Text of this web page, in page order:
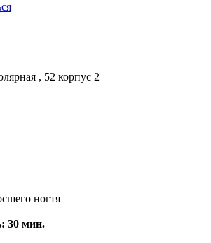
, 52 корпус 2
ногтя
30 мин.